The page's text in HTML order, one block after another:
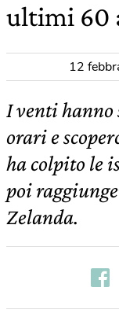
ultimi 60
12
I venti
orari e
ha colpito le
poi
Zelanda.